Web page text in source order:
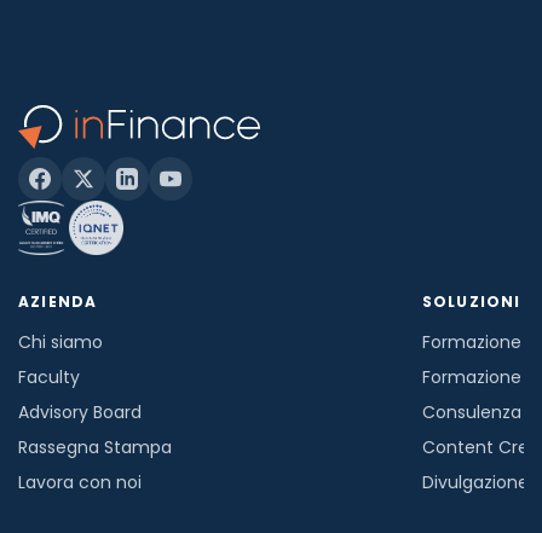
AZIENDA
Chi siamo
Faculty
Advisory Board
Rassegna Stampa
Lavora con noi
SOLUZIONI
Formazione
Formazione
Consulenza
Content
Divulgazione